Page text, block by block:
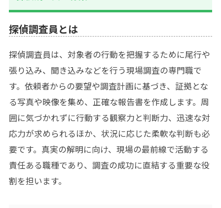
探偵調査員とは
探偵調査員は、対象者の行動を把握するために尾行や
張り込み、聞き込みなどを行う現場調査の専門職で
す。依頼者からの要望や調査計画に基づき、証拠とな
る写真や映像を集め、正確な報告書を作成します。周
囲に気づかれずに行動する観察力と判断力、迅速な対
応力が求められるほか、状況に応じた柔軟な判断も必
要です。真実の解明に向け、現場の最前線で活動する
責任ある職種であり、調査の成功に直結する重要な役
割を担います。